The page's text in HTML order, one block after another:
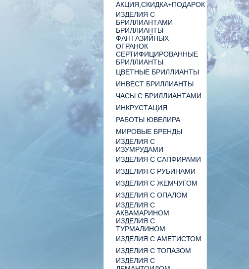
АКЦИЯ,СКИДКА+ПОДАРОК
ИЗДЕЛИЯ С
БРИЛЛИАНТАМИ
БРИЛЛИАНТЫ
ФАНТАЗИЙНЫХ
ОГРАНОК
СЕРТИФИЦИРОВАННЫЕ
БРИЛЛИАНТЫ
ЦВЕТНЫЕ БРИЛЛИАНТЫ
ИНВЕСТ БРИЛЛИАНТЫ
ЧАСЫ С БРИЛЛИАНТАМИ
ИНКРУСТАЦИЯ
РАБОТЫ ЮВЕЛИРА
МИРОВЫЕ БРЕНДЫ
ИЗДЕЛИЯ С
ИЗУМРУДАМИ
ИЗДЕЛИЯ С САПФИРАМИ
ИЗДЕЛИЯ С РУБИНАМИ
ИЗДЕЛИЯ С ЖЕМЧУГОМ
ИЗДЕЛИЯ С ОПАЛОМ
ИЗДЕЛИЯ С
АКВАМАРИНОМ
ИЗДЕЛИЯ С
ТУРМАЛИНОМ
ИЗДЕЛИЯ С АМЕТИСТОМ
ИЗДЕЛИЯ С ТОПАЗОМ
ИЗДЕЛИЯ С